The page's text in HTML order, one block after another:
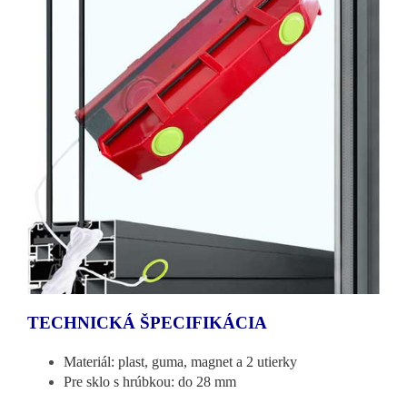
TECHNICKÁ ŠPECIFIKÁCIA
Materiál: plast, guma, magnet a 2 utierky
Pre sklo s hrúbkou: do 28 mm